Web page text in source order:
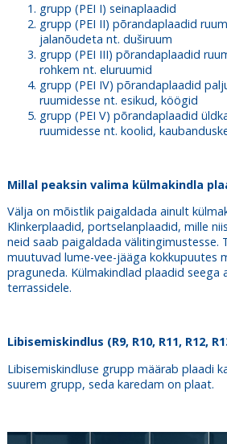
grupp (PEI I) seinaplaadid
grupp (PEI II) põrandaplaadid
jalanõudeta nt. duširuum
grupp (PEI III) põrandaplaadid
rohkem nt. eluruumid
grupp (PEI IV) põrandaplaadid
ruumidesse nt. esikud, köögid
grupp (PEI V) põrandaplaadid
ruumidesse nt. koolid,
Millal peaksin valima külmakindla
Välja on mõistlik paigaldada ainult
Klinkerplaadid, portselanplaadid, mille
neid saab paigaldada välitingimustesse.
muutuvad lume-vee-jääga kokkupuutes
praguneda. Külmakindlad plaadid seega
terrassidele.
Libisemiskindlus (R9, R10, R11, R12,
Libisemiskindluse grupp määrab plaadi
suurem grupp, seda karedam on plaat.